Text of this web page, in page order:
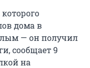
дома в
— он получил
сообщает 9
на